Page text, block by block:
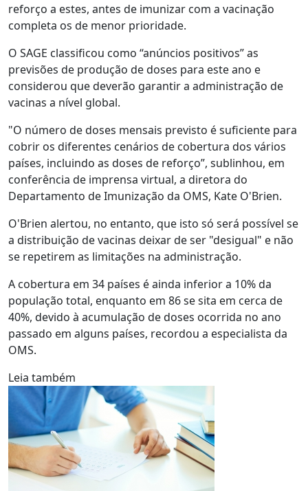
reforço a estes, antes de imunizar com a vacinação
completa os de menor prioridade.
O SAGE classificou como “anúncios positivos” as
previsões de produção de doses para este ano e
considerou que deverão garantir a administração de
vacinas a nível global.
"O número de doses mensais previsto é suficiente para
cobrir os diferentes cenários de cobertura dos vários
países, incluindo as doses de reforço”, sublinhou, em
conferência de imprensa virtual, a diretora do
Departamento de Imunização da OMS, Kate O'Brien.
O'Brien alertou, no entanto, que isto só será possível se
a distribuição de vacinas deixar de ser "desigual" e não
se repetirem as limitações na administração.
A cobertura em 34 países é ainda inferior a 10% da
população total, enquanto em 86 se sita em cerca de
40%, devido à acumulação de doses ocorrida no ano
passado em alguns países, recordou a especialista da
OMS.
Leia também